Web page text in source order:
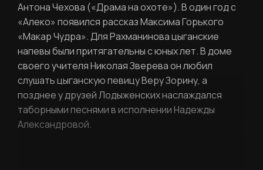
Антона Чехова («Драма на охоте»). В один год с
«Алеко» появился рассказ Максима Горького
«Макар Чудра». Для Рахманинова цыганские
напевы были притягательны с юных лет. В доме
своего учителя Николая Зверева он любил
слушать цыганскую певицу Веру Зорину, а
позднее у друзей Лодыженских наслаждался
таборными песнями в исполнении Надежды
Александровой.